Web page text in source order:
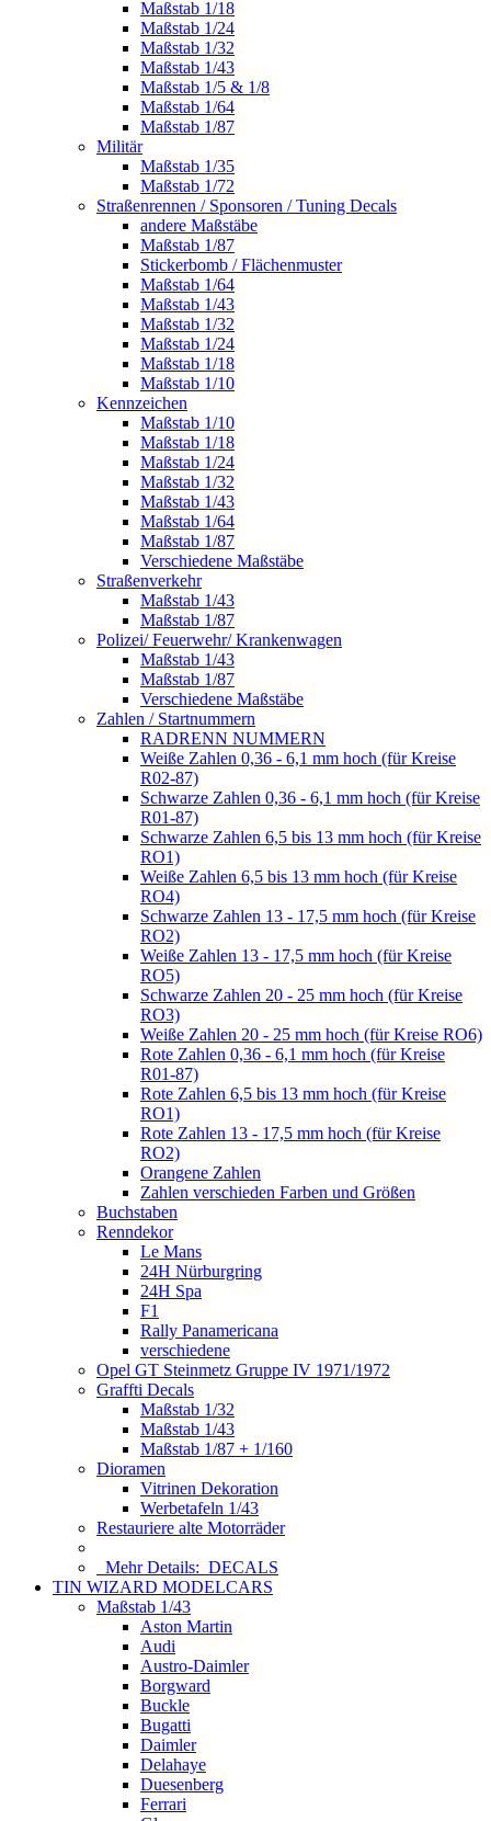
Maßstab 1/18
Maßstab 1/24
Maßstab 1/32
Maßstab 1/43
Maßstab 1/5 & 1/8
Maßstab 1/64
Maßstab 1/87
Militär
Maßstab 1/35
Maßstab 1/72
Straßenrennen / Sponsoren / Tuning Decals
andere Maßstäbe
Maßstab 1/87
Stickerbomb / Flächenmuster
Maßstab 1/64
Maßstab 1/43
Maßstab 1/32
Maßstab 1/24
Maßstab 1/18
Maßstab 1/10
Kennzeichen
Maßstab 1/10
Maßstab 1/18
Maßstab 1/24
Maßstab 1/32
Maßstab 1/43
Maßstab 1/64
Maßstab 1/87
Verschiedene Maßstäbe
Straßenverkehr
Maßstab 1/43
Maßstab 1/87
Polizei/ Feuerwehr/ Krankenwagen
Maßstab 1/43
Maßstab 1/87
Verschiedene Maßstäbe
Zahlen / Startnummern
RADRENN NUMMERN
Weiße Zahlen 0,36 - 6,1 mm hoch (für Kreise
R02-87)
Schwarze Zahlen 0,36 - 6,1 mm hoch (für Kreise
R01-87)
Schwarze Zahlen 6,5 bis 13 mm hoch (für Kreise
RO1)
Weiße Zahlen 6,5 bis 13 mm hoch (für Kreise
RO4)
Schwarze Zahlen 13 - 17,5 mm hoch (für Kreise
RO2)
Weiße Zahlen 13 - 17,5 mm hoch (für Kreise
RO5)
Schwarze Zahlen 20 - 25 mm hoch (für Kreise
RO3)
Weiße Zahlen 20 - 25 mm hoch (für Kreise RO6)
Rote Zahlen 0,36 - 6,1 mm hoch (für Kreise
R01-87)
Rote Zahlen 6,5 bis 13 mm hoch (für Kreise
RO1)
Rote Zahlen 13 - 17,5 mm hoch (für Kreise
RO2)
Orangene Zahlen
Zahlen verschieden Farben und Größen
Buchstaben
Renndekor
Le Mans
24H Nürburgring
24H Spa
F1
Rally Panamericana
verschiedene
Opel GT Steinmetz Gruppe IV 1971/1972
Graffti Decals
Maßstab 1/32
Maßstab 1/43
Maßstab 1/87 + 1/160
Dioramen
Vitrinen Dekoration
Werbetafeln 1/43
Restauriere alte Motorräder
Mehr Details: DECALS
TIN WIZARD MODELCARS
Maßstab 1/43
Aston Martin
Audi
Austro-Daimler
Borgward
Buckle
Bugatti
Daimler
Delahaye
Duesenberg
Ferrari